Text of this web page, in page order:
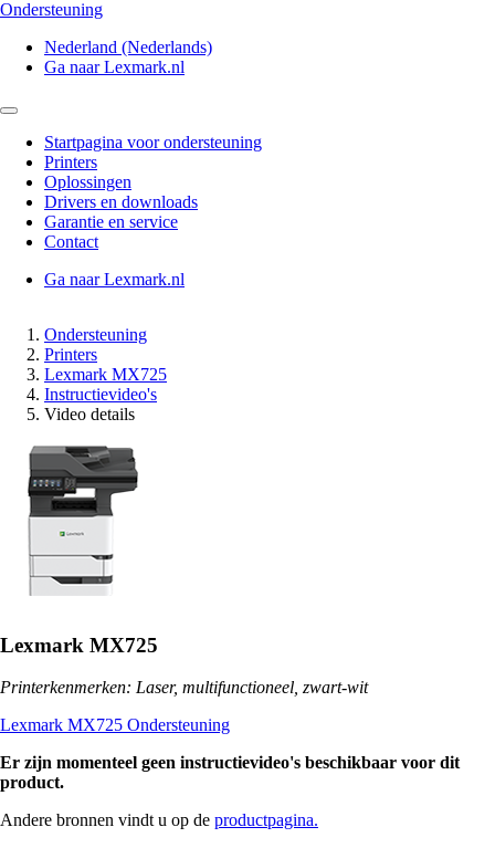
Ondersteuning
Nederland (Nederlands)
Ga naar Lexmark.nl
Startpagina voor ondersteuning
Printers
Oplossingen
Drivers en downloads
Garantie en service
Contact
Ga naar Lexmark.nl
Ondersteuning
Printers
Lexmark MX725
Instructievideo's
Video details
Lexmark MX725
Printerkenmerken: Laser, multifunctioneel, zwart-wit
Lexmark MX725 Ondersteuning
Er zijn momenteel geen instructievideo's beschikbaar voor dit
product.
Andere bronnen vindt u op de productpagina.